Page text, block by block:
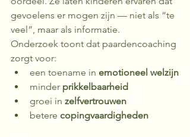
gevoelens er mogen zijn — niet als “te
veel”, maar als informatie.
Onderzoek toont dat paardencoaching
zorgt voor:
een toename in emotioneel welzijn
minder prikkelbaarheid
groei in zelfvertrouwen
betere copingvaardigheden